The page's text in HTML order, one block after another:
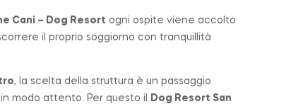
Cani – Dog Resort ogni ospite viene accolto
il proprio soggiorno con tranquillità
, la scelta della struttura è un passaggio
modo attento. Per questo il
Dog Resort San